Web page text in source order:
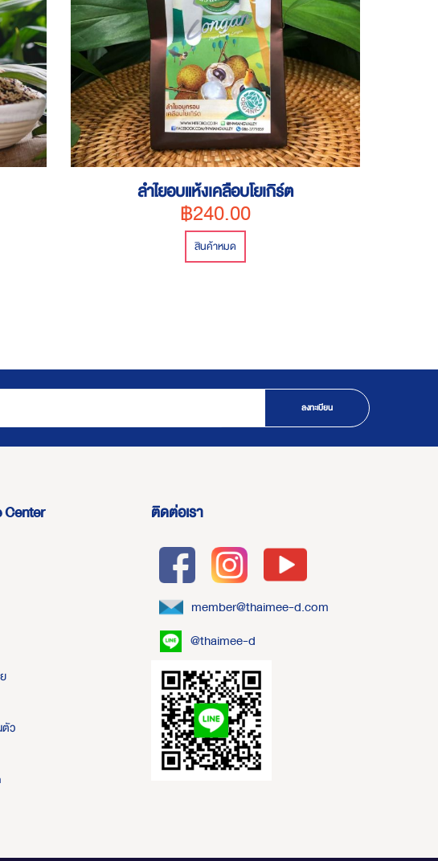
ลำไยอบแห้งเคลือบโยเกิร์ต
฿240.00
สินค้าหมด
ลงทะเบียน
ตัว
ติดต่อเรา
member@thaimee-d.com
@thaimee-d